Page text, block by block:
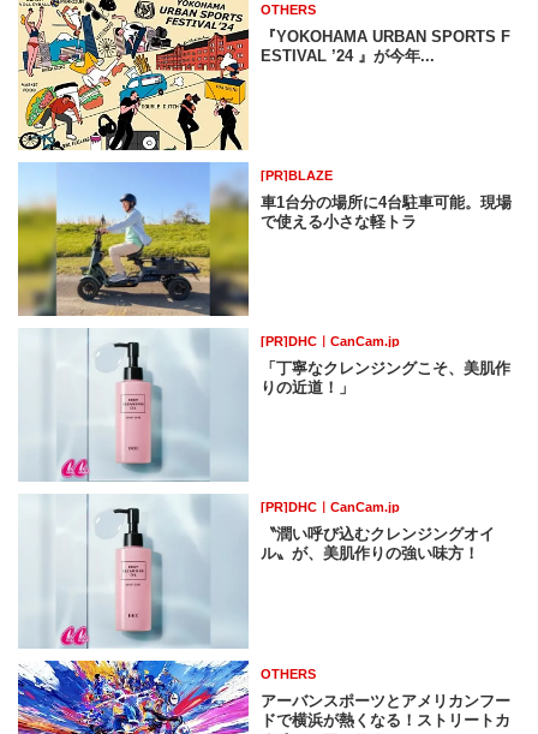
OTHERS
『YOKOHAMA URBAN SPORTS F
ESTIVAL ’24 』が今年...
[PR]BLAZE
車1台分の場所に4台駐車可能。現場
で使える小さな軽トラ
[PR]DHC｜CanCam.jp
「丁寧なクレンジングこそ、美肌作
りの近道！」
[PR]DHC｜CanCam.jp
〝潤い呼び込むクレンジングオイ
ル〟が、美肌作りの強い味方！
OTHERS
アーバンスポーツとアメリカンフー
ドで横浜が熱くなる！ストリートカ